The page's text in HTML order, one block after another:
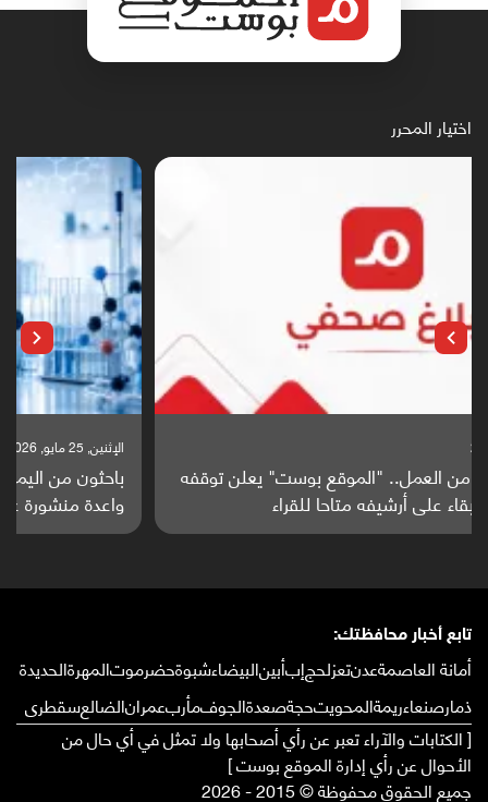
اختيار المحرر
باحثون من اليمن يدخلون سباق أبحاث ألزهايمر بدراسة
واعدة منشورة عالميا (ترجمة)
تابع أخبار محافظتك:
أمانة العاصمةعدنتعزلحجإبأبينالبيضاءشبوةحضرموتالمهرةالحديدة
ذمارصنعاءريمةالمحويتحجةصعدةالجوفمأربعمرانالضالعسقطرى
[ الكتابات والآراء تعبر عن رأي أصحابها ولا تمثل في أي حال من
الأحوال عن رأي إدارة الموقع بوست ]
جميع الحقوق محفوظة © 2015 - 2026